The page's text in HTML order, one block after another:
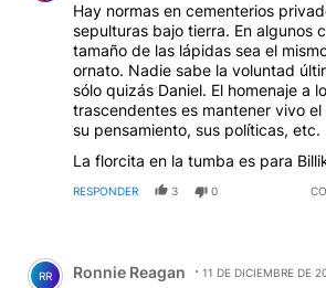
Hay normas en cementerios
sepulturas bajo tierra. En algunos
tamaño de las lápidas sea el
ornato. Nadie sabe la voluntad
sólo quizás Daniel. El homenaje a
trascendentes es mantener vivo
su pensamiento, sus políticas, etc.
La florcita en la tumba es para
RESPONDER 3 0
Comentario de Ronnie Reagan.
RR Ronnie Reagan 11 DE DICIEMBRE DE